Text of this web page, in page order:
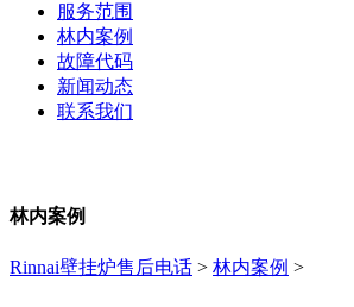
服务范围
林内案例
故障代码
新闻动态
联系我们
林内案例
Rinnai壁挂炉售后电话 > 林内案例 >